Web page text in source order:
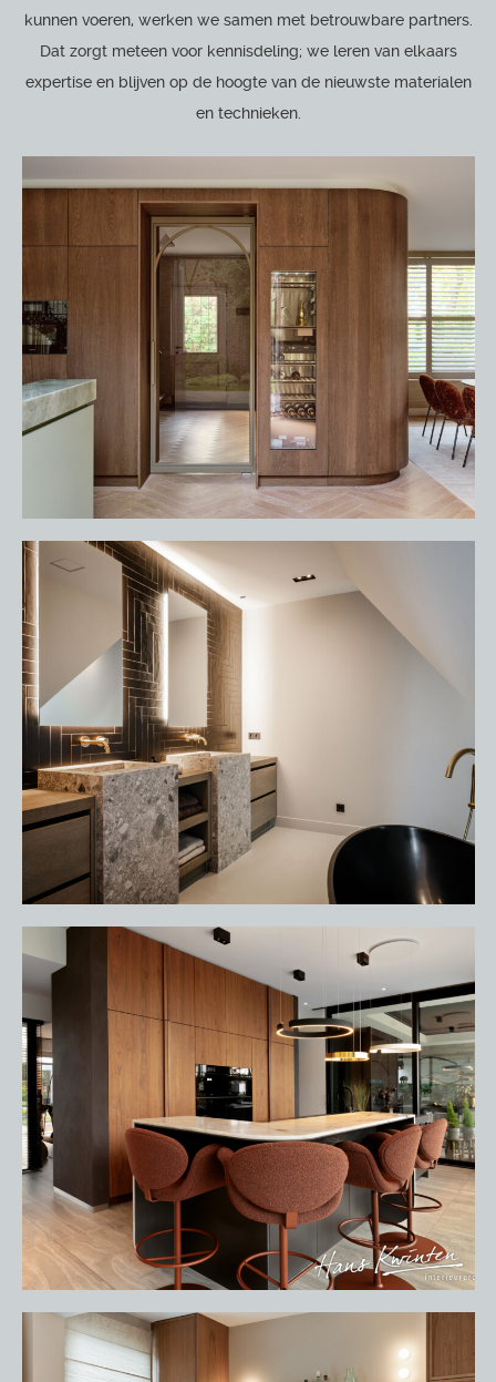
kunnen voeren, werken we samen met betrouwbare partners.
Dat zorgt meteen voor kennisdeling; we leren van elkaars
expertise en blijven op de hoogte van de nieuwste materialen
en technieken.